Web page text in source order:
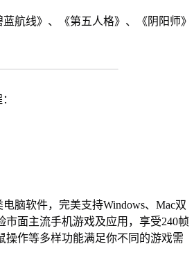
航线》、《第五人格》、《阴阳师》
脑软件，完美支持Windows、Mac双
面主流手机游戏及应用，享受240帧
作等多样功能满足你不同的游戏需